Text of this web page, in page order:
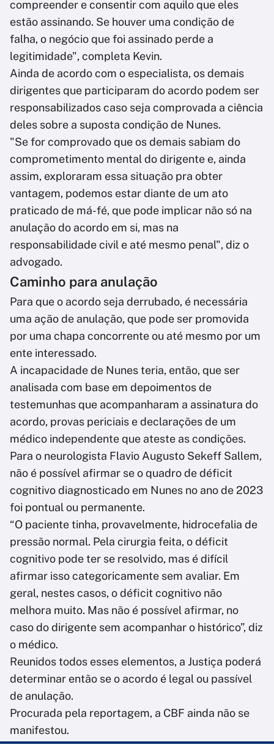
compreender e consentir com aquilo que eles
estão assinando. Se houver uma condição de
falha, o negócio que foi assinado perde a
legitimidade", completa Kevin.
Ainda de acordo com o especialista, os demais
dirigentes que participaram do acordo podem ser
responsabilizados caso seja comprovada a ciência
deles sobre a suposta condição de Nunes.
"Se for comprovado que os demais sabiam do
comprometimento mental do dirigente e, ainda
assim, exploraram essa situação pra obter
vantagem, podemos estar diante de um ato
praticado de má-fé, que pode implicar não só na
anulação do acordo em si, mas na
responsabilidade civil e até mesmo penal", diz o
advogado.
Caminho para anulação
Para que o acordo seja derrubado, é necessária
uma ação de anulação, que pode ser promovida
por uma chapa concorrente ou até mesmo por um
ente interessado.
A incapacidade de Nunes teria, então, que ser
analisada com base em depoimentos de
testemunhas que acompanharam a assinatura do
acordo, provas periciais e declarações de um
médico independente que ateste as condições.
Para o neurologista Flavio Augusto Sekeff Sallem,
não é possível afirmar se o quadro de déficit
cognitivo diagnosticado em Nunes no ano de 2023
foi pontual ou permanente.
“O paciente tinha, provavelmente, hidrocefalia de
pressão normal. Pela cirurgia feita, o déficit
cognitivo pode ter se resolvido, mas é difícil
afirmar isso categoricamente sem avaliar. Em
geral, nestes casos, o déficit cognitivo não
melhora muito. Mas não é possível afirmar, no
caso do dirigente sem acompanhar o histórico”, diz
o médico.
Reunidos todos esses elementos, a Justiça poderá
determinar então se o acordo é legal ou passível
de anulação.
Procurada pela reportagem, a CBF ainda não se
manifestou.